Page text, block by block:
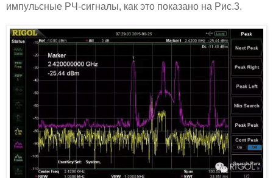
импульсные РЧ-сигналы, как это показано на Рис.3.